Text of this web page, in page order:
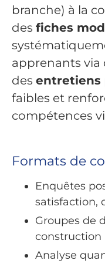
branche) à la
des fiches
apprenants via
des entretiens
faibles et
compétences
Formats de
Enquêtes
satisfaction,
Groupes de
construction
Analyse